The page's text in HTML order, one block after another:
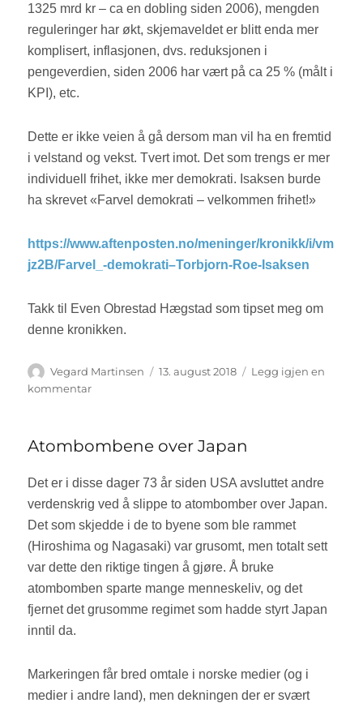
1325 mrd kr – ca en dobling siden 2006), mengden
reguleringer har økt, skjemaveldet er blitt enda mer
komplisert, inflasjonen, dvs. reduksjonen i
pengeverdien, siden 2006 har vært på ca 25 % (målt i
KPI), etc.
Dette er ikke veien å gå dersom man vil ha en fremtid
i velstand og vekst. Tvert imot. Det som trengs er mer
individuell frihet, ikke mer demokrati. Isaksen burde
ha skrevet «Farvel demokrati – velkommen frihet!»
https://www.aftenposten.no/meninger/kronikk/i/vm
jz2B/Farvel_-demokrati–Torbjorn-Roe-Isaksen
Takk til Even Obrestad Hægstad som tipset meg om
denne kronikken.
Forfatter
Vegard Martinsen Publisert
13. august 2018
Legg igjen en
kommentar
en
kommentar
til
Torbjørn
Isaksens
kronikk
Atombombene over Japan
Det er i disse dager 73 år siden USA avsluttet andre
verdenskrig ved å slippe to atombomber over Japan.
Det som skjedde i de to byene som ble rammet
(Hiroshima og Nagasaki) var grusomt, men totalt sett
var dette den riktige tingen å gjøre. Å bruke
atombomben sparte mange menneskeliv, og det
fjernet det grusomme regimet som hadde styrt Japan
inntil da.
Markeringen får bred omtale i norske medier (og i
medier i andre land), men dekningen der er svært